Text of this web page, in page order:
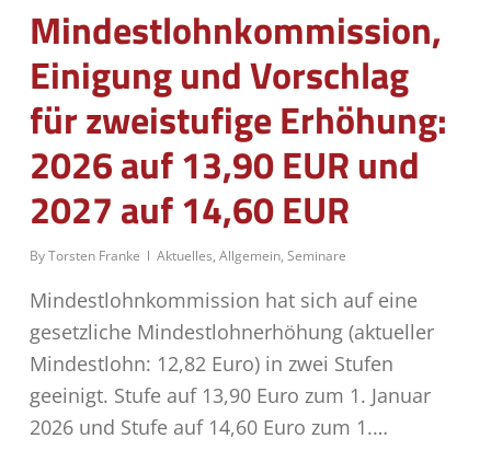
Mindestlohnkommission,
Einigung und Vorschlag
für zweistufige Erhöhung:
2026 auf 13,90 EUR und
2027 auf 14,60 EUR
ByTorsten Franke Aktuelles, Allgemein, Seminare
Mindestlohnkommission hat sich auf eine
gesetzliche Mindestlohnerhöhung (aktueller
Mindestlohn: 12,82 Euro) in zwei Stufen
geeinigt. Stufe auf 13,90 Euro zum 1. Januar
2026 und Stufe auf 14,60 Euro zum 1.…